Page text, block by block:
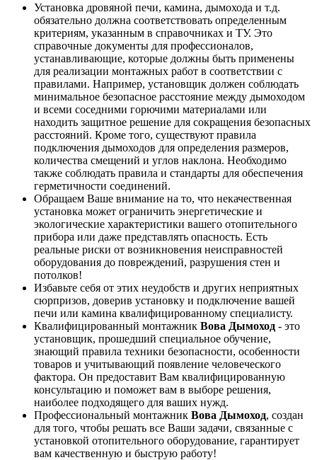
Установка дровяной печи, камина, дымохода и т.д.
обязательно должна соответствовать определенным
критериям, указанным в справочниках и ТУ. Это
справочные документы для профессионалов,
устанавливающие, которые должны быть применены
для реализации монтажных работ в соответствии с
правилами. Например, установщик должен соблюдать
минимальное безопасное расстояние между дымоходом
и всеми соседними горючими материалами или
находить защитное решение для сокращения безопасных
расстояний. Кроме того, существуют правила
подключения дымоходов для определения размеров,
количества смещений и углов наклона. Необходимо
также соблюдать правила и стандарты для обеспечения
герметичности соединений.
Обращаем Ваше внимание на то, что некачественная
установка может ограничить энергетические и
экологические характеристики вашего отопительного
прибора или даже представлять опасность. Есть
реальные риски от возникновения неисправностей
оборудования до повреждений, разрушения стен и
потолков!
Избавьте себя от этих неудобств и других неприятных
сюрпризов, доверив установку и подключение вашей
печи или камина квалифицированному специалисту.
Квалифицированный монтажник Вова Дымоход - это
установщик, прошедший специальное обучение,
знающий правила техники безопасности, особенности
товаров и учитывающий появление человеческого
фактора. Он предоставит Вам квалифицированную
консультацию и поможет вам в выборе решения,
наиболее подходящего для ваших нужд.
Профессиональный монтажник Вова Дымоход, создан
для того, чтобы решать все Ваши задачи, связанные с
установкой отопительного оборудование, гарантирует
вам качественную и быструю работу!